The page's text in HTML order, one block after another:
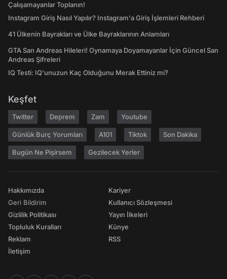
Çalışamayanlar Toplanın!
Instagram Giriş Nasıl Yapılır? Instagram'a Giriş İşlemleri Rehberi
41 Ülkenin Bayrakları ve Ülke Bayraklarının Anlamları
GTA San Andreas Hileleri! Oynamaya Doyamayanlar İçin Güncel San
Andreas Şifreleri
IQ Testi: IQ'unuzun Kaç Olduğunu Merak Ettiniz mi?
Keşfet
Twitter Deprem Zam Youtube
Günlük Burç Yorumları A101 Tiktok Son Dakika
Bugün Ne Pişirsem Gezilecek Yerler
Hakkımızda
Geri Bildirim
Gizlilik Politikası
Topluluk Kuralları
Reklam
İletişim
Kariyer
Kullanıcı Sözleşmesi
Yayın İlkeleri
Künye
RSS